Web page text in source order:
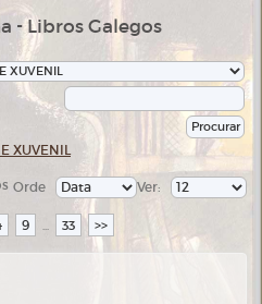
- Libros Galegos
XUVENIL
Ver:
Orde
9 ... 33 >>